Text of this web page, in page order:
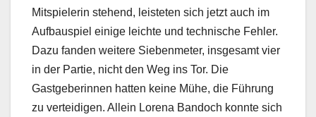
Mitspielerin stehend, leisteten sich jetzt auch im
Aufbauspiel einige leichte und technische Fehler.
Dazu fanden weitere Siebenmeter, insgesamt vier
in der Partie, nicht den Weg ins Tor. Die
Gastgeberinnen hatten keine Mühe, die Führung
zu verteidigen. Allein Lorena Bandoch konnte sich